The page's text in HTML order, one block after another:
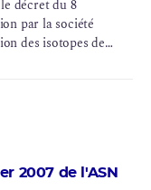
décret du 8
par la société
des isotopesde
2007 de l'ASN